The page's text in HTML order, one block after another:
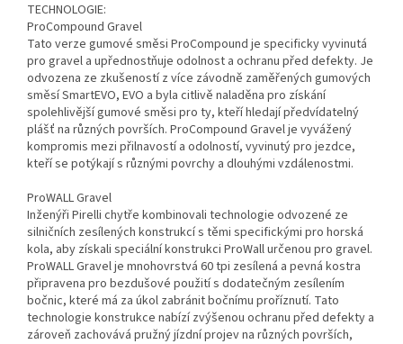
TECHNOLOGIE:
ProCompound Gravel
Tato verze gumové směsi ProCompound je specificky vyvinutá
pro gravel a upřednostňuje odolnost a ochranu před defekty. Je
odvozena ze zkušeností z více závodně zaměřených gumových
směsí SmartEVO, EVO a byla citlivě naladěna pro získání
spolehlivější gumové směsi pro ty, kteří hledají předvídatelný
plášť na různých površích. ProCompound Gravel je vyvážený
kompromis mezi přilnavostí a odolností, vyvinutý pro jezdce,
kteří se potýkají s různými povrchy a dlouhými vzdálenostmi.
ProWALL Gravel
Inženýři Pirelli chytře kombinovali technologie odvozené ze
silničních zesílených konstrukcí s těmi specifickými pro horská
kola, aby získali speciální konstrukci ProWall určenou pro gravel.
ProWALL Gravel je mnohovrstvá 60 tpi zesílená a pevná kostra
připravena pro bezdušové použití s dodatečným zesílením
bočnic, které má za úkol zabránit bočnímu proříznutí. Tato
technologie konstrukce nabízí zvýšenou ochranu před defekty a
zároveň zachovává pružný jízdní projev na různých površích,